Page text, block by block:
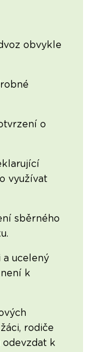
obvykle
o
využívat
sběrného
a ucelený
k
rodiče
odevzdat k